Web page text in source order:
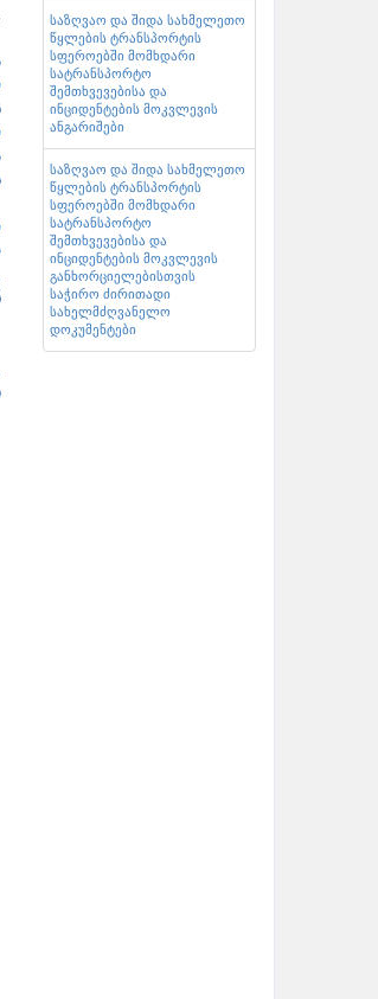
საზღვაო და შიდა სახმელეთო
წყლების ტრანსპორტის
სფეროებში მომხდარი
სატრანსპორტო
შემთხვევებისა და
ინციდენტების მოკვლევის
ანგარიშები
საზღვაო და შიდა სახმელეთო
წყლების ტრანსპორტის
სფეროებში მომხდარი
სატრანსპორტო
შემთხვევებისა და
ინციდენტების მოკვლევის
განხორციელებისთვის
საჭირო ძირითადი
სახელმძღვანელო
დოკუმენტები